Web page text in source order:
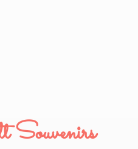
Souvenirs